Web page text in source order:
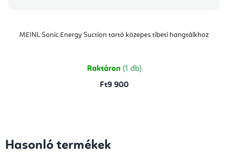
MEINL Sonic Energy Suction tartó közepes tibeti hangtálkhoz
Raktáron (1 db)
Ft9 900
Hasonló termékek